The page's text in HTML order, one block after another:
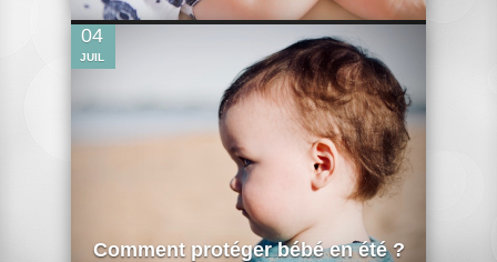
04
JUIL
Comment protéger bébé en été ?